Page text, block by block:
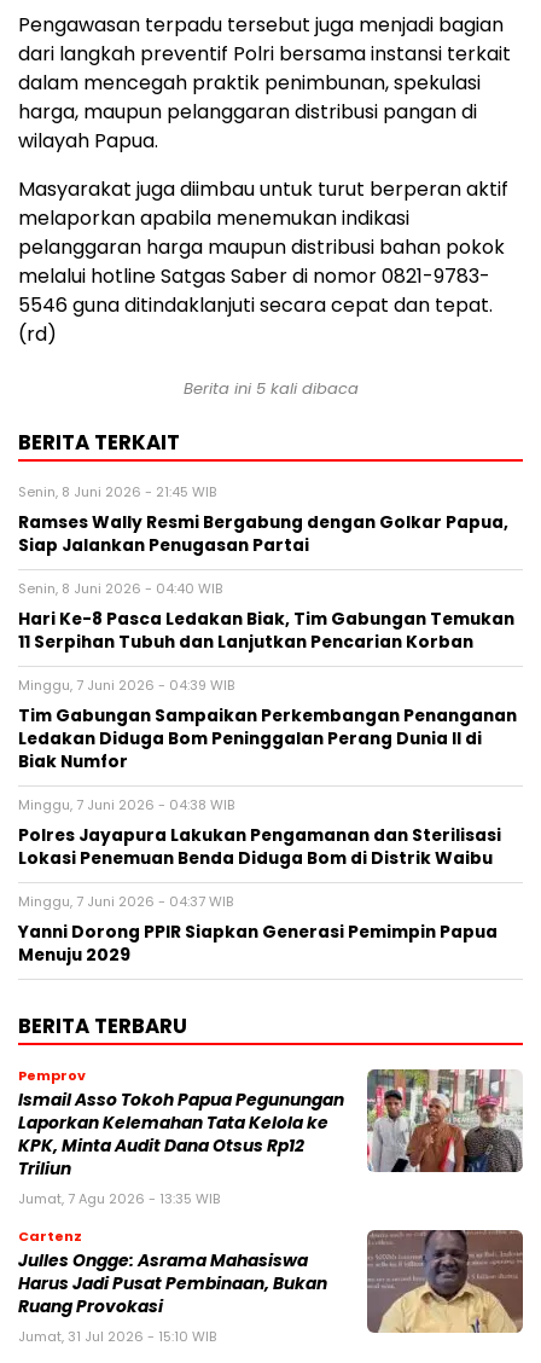
Pengawasan terpadu tersebut juga menjadi bagian
dari langkah preventif Polri bersama instansi terkait
dalam mencegah praktik penimbunan, spekulasi
harga, maupun pelanggaran distribusi pangan di
wilayah Papua.
Masyarakat juga diimbau untuk turut berperan aktif
melaporkan apabila menemukan indikasi
pelanggaran harga maupun distribusi bahan pokok
melalui hotline Satgas Saber di nomor 0821-9783-
5546 guna ditindaklanjuti secara cepat dan tepat.
(rd)
Berita ini 5 kali dibaca
BERITA TERKAIT
Senin, 8 Juni 2026 - 21:45 WIB
Ramses Wally Resmi Bergabung dengan Golkar Papua,
Siap Jalankan Penugasan Partai
Senin, 8 Juni 2026 - 04:40 WIB
Hari Ke-8 Pasca Ledakan Biak, Tim Gabungan Temukan
11 Serpihan Tubuh dan Lanjutkan Pencarian Korban
Minggu, 7 Juni 2026 - 04:39 WIB
Tim Gabungan Sampaikan Perkembangan Penanganan
Ledakan Diduga Bom Peninggalan Perang Dunia II di
Biak Numfor
Minggu, 7 Juni 2026 - 04:38 WIB
Polres Jayapura Lakukan Pengamanan dan Sterilisasi
Lokasi Penemuan Benda Diduga Bom di Distrik Waibu
Minggu, 7 Juni 2026 - 04:37 WIB
Yanni Dorong PPIR Siapkan Generasi Pemimpin Papua
Menuju 2029
BERITA TERBARU
Pemprov
Ismail Asso Tokoh Papua Pegunungan
Laporkan Kelemahan Tata Kelola ke
KPK, Minta Audit Dana Otsus Rp12
Triliun
Jumat, 7 Agu 2026 - 13:35 WIB
Cartenz
Julles Ongge: Asrama Mahasiswa
Harus Jadi Pusat Pembinaan, Bukan
Ruang Provokasi
Jumat, 31 Jul 2026 - 15:10 WIB